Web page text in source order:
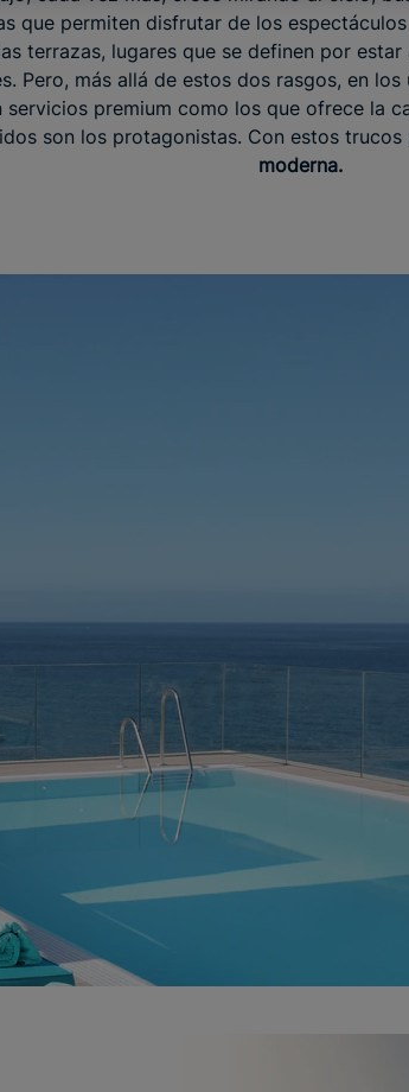
que permiten disfrutar de los
terrazas, lugares que se definen por
Pero, más allá de estos dos rasgos, en
servicios premium como los que ofrece la
son los protagonistas. Con estos
moderna.